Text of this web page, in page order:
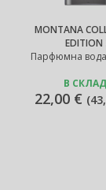
MONTANA
EDITION
Парфюмна вода
В
22,00 € (